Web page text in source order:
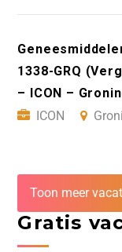
1338-GRQ
– ICON –
ICON
Toon meer
Gratis